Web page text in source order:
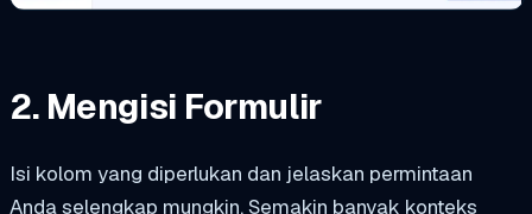
2. Mengisi Formulir
Isi kolom yang diperlukan dan jelaskan permintaan
Anda selengkap mungkin. Semakin banyak konteks